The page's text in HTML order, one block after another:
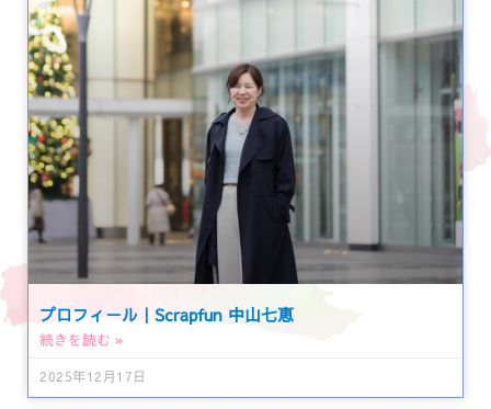
プロフィール｜Scrapfun 中山七恵
続きを読む »
2025年12月17日